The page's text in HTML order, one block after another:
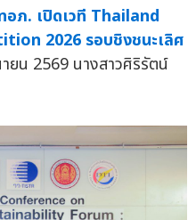
ภ. เปิดเวที Thailand
2026 รอบชิงชนะเลิศ
น 2569 นางสาวศิริรัตน์